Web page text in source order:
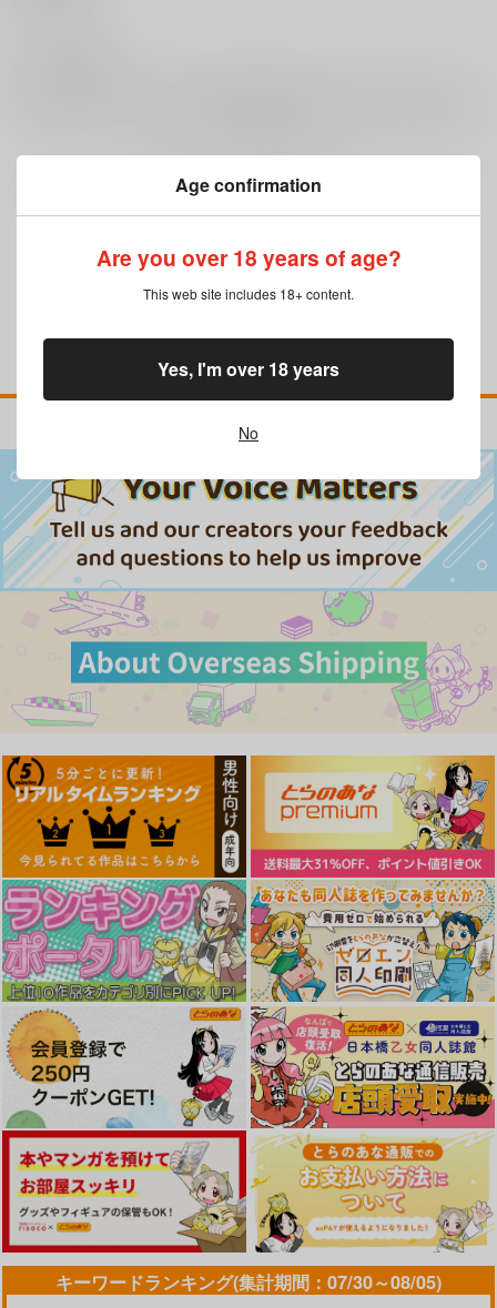
まだレビューはありません
キーワードランキング(集計期間：07/30～08/05)
Age confirmation
Are you over 18 years of age?
This web site includes 18+ content.
No
Yes, I'm over 18 years